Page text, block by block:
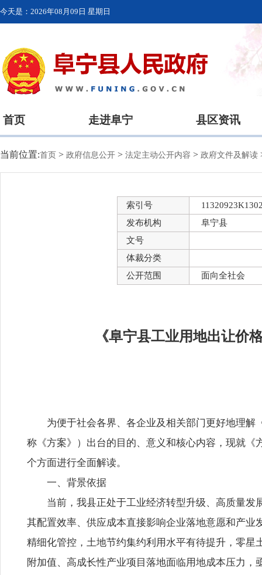
今天是： 2026年08月09日 星期日
首页 走进阜宁 县区资讯
当前位置:首页 > 政府信息公开 > 法定主动公开内容 > 政府文件及解读
索引号
发布机构
阜宁县
文号
体裁分类
公开范围
面向全社会
《阜宁县工业用地出让价
为便于社会各界、各企业及相关部门更好地理
称《方案》）出台的目的、意义和核心内容，现就
个方面进行全面解读。
一、背景依据
当前，我县正处于工业经济转型升级、高质量
其配置效率、供应成本直接影响企业落地意愿和产
精细化管控，土地节约集约利用水平有待提升，零
附加值、高成长性产业项目落地面临用地成本压力